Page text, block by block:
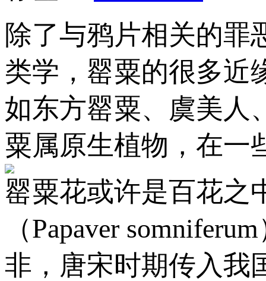
除了与鸦片相关的罪
类学，罂粟的很多近
如东方罂粟、虞美人
粟属原生植物，在一
罂粟花或许是百花之
（Papaver
非，唐宋时期传入我